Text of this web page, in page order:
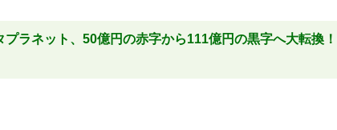
プラネット、50億円の赤字から111億円の黒字へ大転換